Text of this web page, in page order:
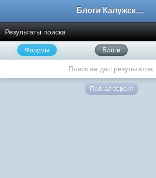
Блоги Калужского перекрестка
Результаты поиска
Форумы Блоги
Поиск не дал результатов.
Полная версия